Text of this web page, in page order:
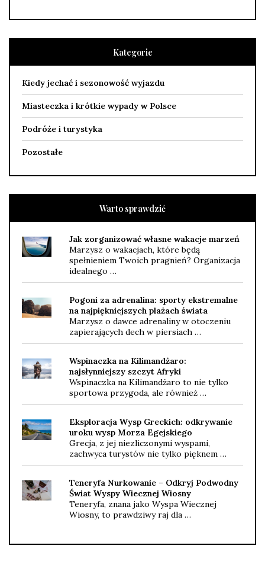
Kategorie
Kiedy jechać i sezonowość wyjazdu
Miasteczka i krótkie wypady w Polsce
Podróże i turystyka
Pozostałe
Warto sprawdzić
Jak zorganizować własne wakacje marzeń
Marzysz o wakacjach, które będą
spełnieniem Twoich pragnień? Organizacja
idealnego …
Pogoni za adrenalina: sporty ekstremalne
na najpiękniejszych plażach świata
Marzysz o dawce adrenaliny w otoczeniu
zapierających dech w piersiach …
Wspinaczka na Kilimandżaro:
najsłynniejszy szczyt Afryki
Wspinaczka na Kilimandżaro to nie tylko
sportowa przygoda, ale również …
Eksploracja Wysp Greckich: odkrywanie
uroku wysp Morza Egejskiego
Grecja, z jej niezliczonymi wyspami,
zachwyca turystów nie tylko pięknem …
Teneryfa Nurkowanie – Odkryj Podwodny
Świat Wyspy Wiecznej Wiosny
Teneryfa, znana jako Wyspa Wiecznej
Wiosny, to prawdziwy raj dla …